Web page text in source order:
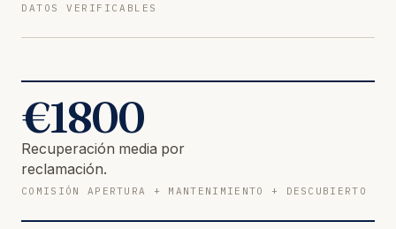
DATOS VERIFICABLES
€1800
Recuperación media por
reclamación.
COMISIÓN APERTURA + MANTENIMIENTO + DESCUBIERTO